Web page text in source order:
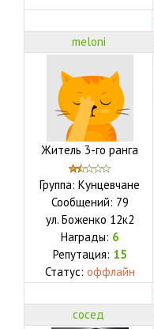
meloni
Житель 3-го ранга
Группа: Кунцевчане
Сообщений: 79
ул. Боженко 12к2
Награды: 6
Репутация: 15
Статус: оффлайн
сосед